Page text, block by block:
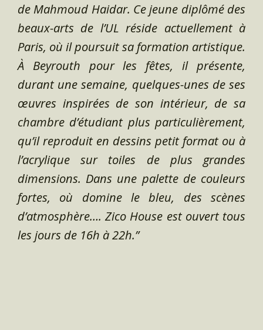
de Mahmoud Haidar. Ce jeune diplômé des
beaux-arts de l’UL réside actuellement à
Paris, où il poursuit sa formation artistique.
À Beyrouth pour les fêtes, il présente,
durant une semaine, quelques-unes de ses
œuvres inspirées de son intérieur, de sa
chambre d’étudiant plus particulièrement,
qu’il reproduit en dessins petit format ou à
l’acrylique sur toiles de plus grandes
dimensions. Dans une palette de couleurs
fortes, où domine le bleu, des scènes
d’atmosphère…. Zico House est ouvert tous
les jours de 16h à 22h.”